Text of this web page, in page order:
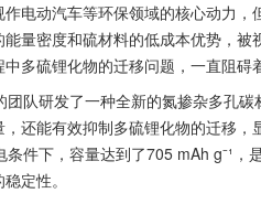
电动汽车等环保领域的核心动力
量密度和硫材料的低成本优势，
多硫锂化物的迁移问题，一直阻碍
团队研发了一种全新的氮掺杂多孔
还能有效抑制多硫锂化物的迁移
件下，容量达到了705 mAh g⁻¹
定性。